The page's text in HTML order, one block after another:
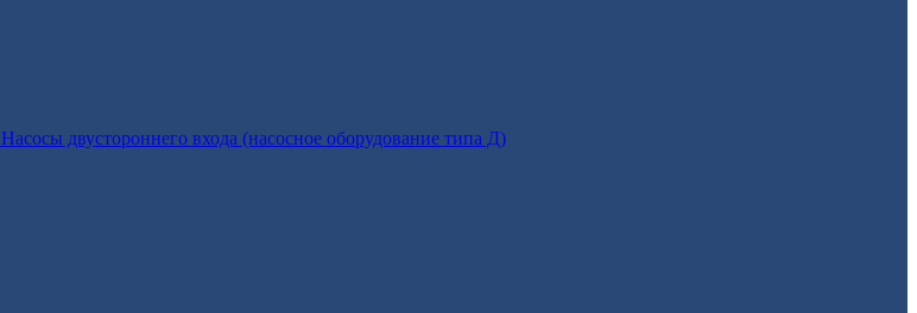
Насосы двустороннего входа (насосное оборудование типа Д)